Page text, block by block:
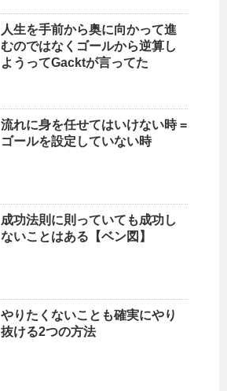
人生を手前から奥に向かって進
むのではなくゴールから逆算し
ようってGacktが言ってた
流れに身を任せてはいけない時 =
ゴールを設定していない時
成功法則に則っていても成功し
ないことはある【ベン図】
やりたくないことも確実にやり
抜ける2つの方法